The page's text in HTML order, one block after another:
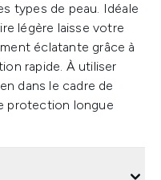
types de peau. Idéale
légère laisse votre
éclatante grâce à
rapide. À utiliser
dans le cadre de
protection longue